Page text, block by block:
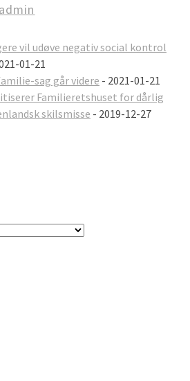
admin
vil udøve negativ social kontrol
01-21
sag går videre - 2021-01-21
Familieretshuset for dårlig
skilsmisse - 2019-12-27